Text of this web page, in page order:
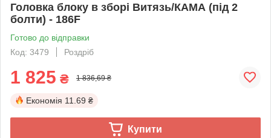
Головка блоку в зборі Витязь/КАМА (під 2
болти) - 186F
Готово до відправки
Код: 3479
Роздріб
1 825 ₴ 1 836,69 ₴
Економія 11.69 ₴
Купити